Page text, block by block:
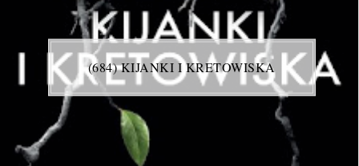
(684) KIJANKI I KRETOWISKA